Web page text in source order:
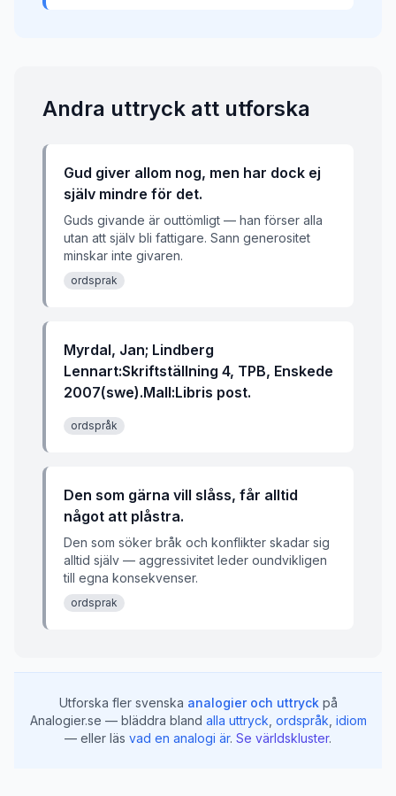
Andra uttryck att utforska
Gud giver allom nog, men har dock ej
själv mindre för det.
Guds givande är outtömligt — han förser alla
utan att själv bli fattigare. Sann generositet
minskar inte givaren.
ordsprak
Myrdal, Jan; Lindberg
Lennart:Skriftställning 4, TPB, Enskede
2007(swe).Mall:Libris post.
ordspråk
Den som gärna vill slåss, får alltid
något att plåstra.
Den som söker bråk och konflikter skadar sig
alltid själv — aggressivitet leder oundvikligen
till egna konsekvenser.
ordsprak
Utforska fler svenska analogier och uttryck på
Analogier.se — bläddra bland alla uttryck ordspråk idiom
— eller läs vad en analogi är. Se världskluster.